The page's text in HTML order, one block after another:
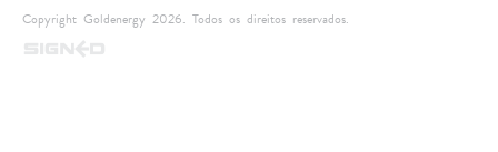
Copyright Goldenergy 2026. Todos os direitos reservados.